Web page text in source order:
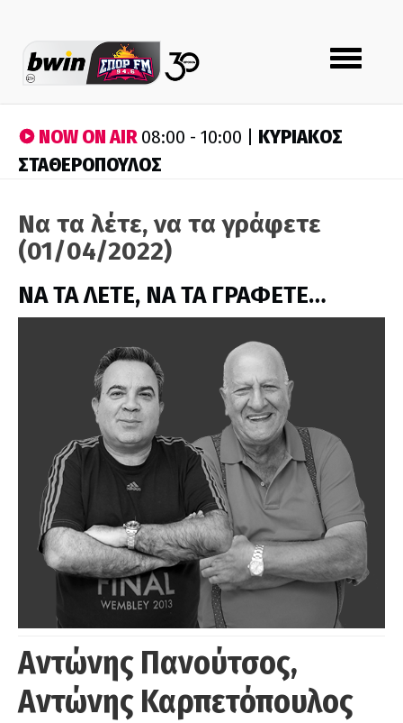
Toggle
navigation
NOW ON AIR08:00 - 10:00 | ΚΥΡΙΑΚΟΣ
ΣΤΑΘΕΡΟΠΟΥΛΟΣ
Να τα λέτε, να τα γράφετε
(01/04/2022)
ΝΑ ΤΑ ΛΕΤΕ, ΝΑ ΤΑ ΓΡΑΦΕΤΕ…
Αντώνης Πανούτσος,
Αντώνης Καρπετόπουλος